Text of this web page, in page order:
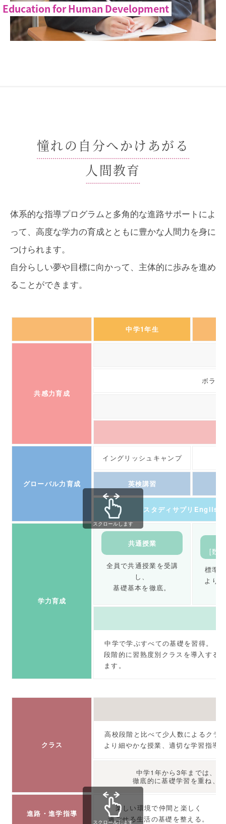
Education for Human Development
憧れの自分へかけあがる
人間教育
体系的な指導プログラムと多角的な進路サポートによ
って、 高度な学力の育成とともに豊かな人間力を身に
つけられます。
自分らしい夢や目標に向かって、主体的に歩みを進め
ることができます。
中学1年生
共感力育成
ボラン
グローバル力育成
イングリッシュキャンプ
英検講習
スタディサプリEnglish
学力育成
共通授業
全員で共通授業を受講
し、
基礎基本を徹底。
[数
標準
より
中学で学ぶすべての基礎を習得。
段階的に習熟度別クラスを導入する
ます。
スクロールします
クラス
高校段階と比べて少人数によるクラ
より細やかな授業、適切な学習指導
中学1年から3年までは、
徹底的に基礎学習を重ね、
進路・進学指導
楽しい環境で仲間と楽しく
過ごせる生活の基礎を整える。
スクロールします